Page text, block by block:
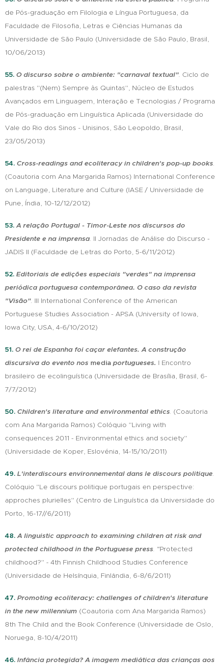
de Pós-graduação em Filologia e Língua Portuguesa, da
Faculdade de Filosofia, Letras e Ciências Humanas da
Universidade de São Paulo (Universidade de São Paulo, Brasil,
10/06/2013)
55. O discurso sobre o ambiente: "carnaval textual". Ciclo de
palestras "(Nem) Sempre às Quintas", Núcleo de Estudos
Avançados em Linguagem, Interação e Tecnologias / Programa
de Pós-graduação em Linguística Aplicada (Universidade do
Vale do Rio dos Sinos - Unisinos, São Leopoldo, Brasil,
23/05/2013)
54. Cross-readings and ecoliteracy in children's pop-up books.
(Coautoria com Ana Margarida Ramos) International Conference
on Language, Literature and Culture (IASE / Universidade de
Pune, Índia, 10-12/12/2012)
53. A relação Portugal - Timor-Leste nos discursos do
Presidente e na imprensa. II Jornadas de Análise do Discurso -
JADIS II (Faculdade de Letras do Porto, 5-6/11/2012)
52. Editoriais de edições especiais "verdes" na imprensa
periódica portuguesa contemporânea. O caso da revista
"Visão". III International Conference of the American
Portuguese Studies Association - APSA (University of Iowa,
Iowa City, USA, 4-6/10/2012)
51. O rei de Espanha foi caçar elefantes. A construção
discursiva do evento nos media portugueses. I Encontro
brasileiro de ecolinguística (Universidade de Brasília, Brasil, 6-
7/7/2012)
50. Children's literature and environmental ethics. (Coautoria
com Ana Margarida Ramos) Colóquio "Living with
consequences 2011 - Environmental ethics and society"
(Universidade de Koper, Eslovénia, 14-15/10/2011)
49. L'interdiscours environnemental dans le discours politique.
Colóquio "Le discours politique portugais en perspective:
approches plurielles" (Centro de Linguística da Universidade do
Porto, 16-17//6/2011)
48. A linguistic approach to examining children at risk and
protected childhood in the Portuguese press. "Protected
childhood?" - 4th Finnish Childhood Studies Conference
(Universidade de Helsínquia, Finlândia, 6-8/6/2011)
47. Promoting ecoliteracy: challenges of children's literature
in the new millennium (Coautoria com Ana Margarida Ramos)
8th The Child and the Book Conference (Universidade de Oslo,
Noruega, 8-10/4/2011)
46. Infância protegida? A imagem mediática das crianças aos